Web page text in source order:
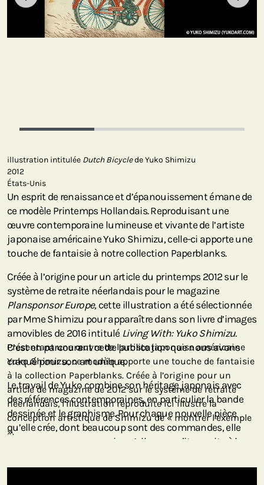
illustration intitulée Dutch Bicyclede Yuko Shimizu
2012
États-Unis
Un esprit de renaissance et d’épanouissement émane de
ce modèle Printemps Hollandais. Reproduisant une
œuvre contemporaine lumineuse et vivante de l’artiste
japonaise américaine Yuko Shimizu, celle-ci apporte une
touche de fantaisie à notre collection Paperblanks.
Créée à l’origine pour un article du printemps 2012 sur le
système de retraite néerlandais pour le magazine
Plansponsor Europe,cette illustration a été sélectionnée
par Mme Shimizu pour apparaître dans son livre d’images
amovibles de 2016 intitulé Living With: Yuko Shimizu.
C’est en parcourant cette publication que nous avons
craqué pour son art unique.
Le travail de Yuko combine son héritage japonais avec
des références contemporaines, en particulier la bande
dessinée et le graphisme. Pour chaque nouvelle pièce
qu’elle crée, dont beaucoup sont des commandes, elle
commence par un croquis qu’elle agrandit ensuite à la
sur du papier aquarelle avant qu’elle n’encre le dessin, le
Présentant une œuvre de l’artiste japonaise américaine
Yuko Shimizu, ce modèle apporte une touche de fantaisie
à la collection Paperblanks. Créée à l’origine pour un
article de magazine de 2012 sur le système de retraite
néerlandais, l’illustration reproduite ici illustre la
conception artistique de Shimizu de « montrer l’exemple
».